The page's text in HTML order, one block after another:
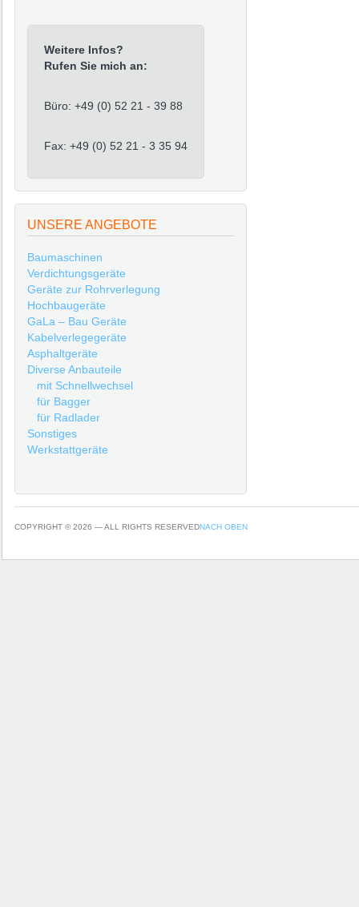
Weitere Infos?
Rufen Sie mich an:
Büro: +49 (0) 52 21 - 39 88
Fax: +49 (0) 52 21 - 3 35 94
UNSERE ANGEBOTE
Baumaschinen
Verdichtungsgeräte
Geräte zur Rohrverlegung
Hochbaugeräte
GaLa – Bau Geräte
Kabelverlegegeräte
Asphaltgeräte
Diverse Anbauteile
mit Schnellwechsel
für Bagger
für Radlader
Sonstiges
Werkstattgeräte
COPYRIGHT © 2026 — ALL RIGHTS RESERVEDNACH OBEN